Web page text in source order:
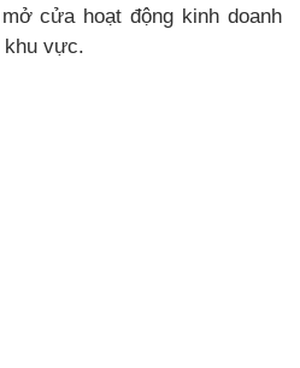
cửa hoạt động kinh doanh
khu vực.